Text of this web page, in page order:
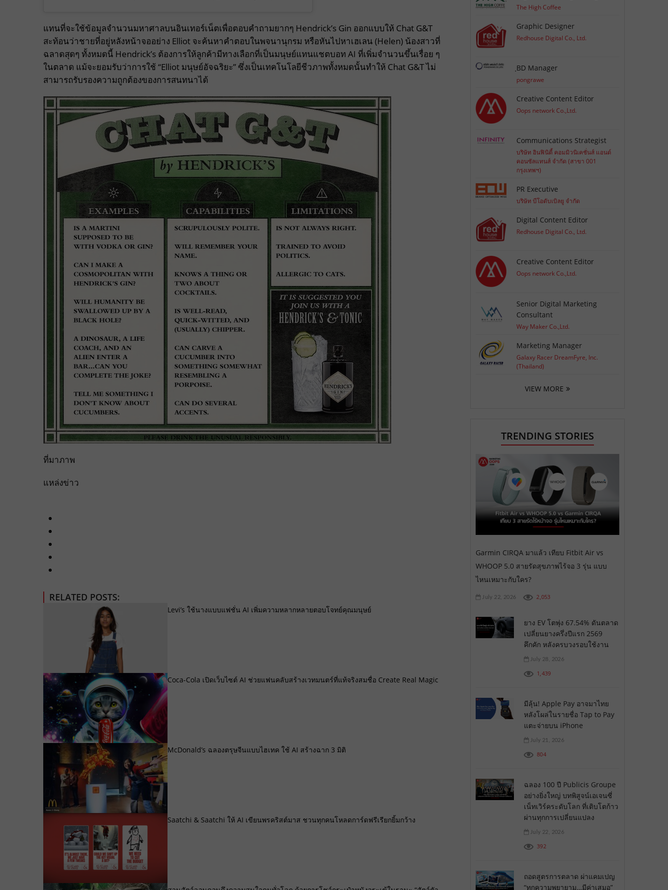
แทนที่จะใช้ข้อมูลจำนวนมหาศาลบนอินเทอร์เน็ตเพื่อตอบคำถามยากๆ Hendrick’s Gin ออกแบบให้ Chat G&T
สะท้อนว่าชายที่อยู่หลังหน้าจออย่าง Elliot จะค้นหาคำตอบในพจนานุกรม หรือหันไปหาเฮเลน (Helen) น้องสาวที่
ฉลาดสุดๆ ทั้งหมดนี้ Hendrick’s ต้องการให้ลูกค้ามีทางเลือกที่เป็นมนุษย์แทนแชตบอท AI ที่เพิ่มจำนวนขึ้นเรื่อย ๆ
ในตลาด แม้จะยอมรับว่าการใช้ “Elliot มนุษย์อัจฉริยะ” ซึ่งเป็นเทคโนโลยีชีวภาพทั้งหมดนั้นทำให้ Chat G&T ไม่
สามารถรับรองความถูกต้องของการสนทนาได้
ที่มาภาพ
แหล่งข่าว
RELATED POSTS:
Levi’s ใช้นางแบบแฟชั่น AI เพิ่มความหลากหลายตอบโจทย์คุณมนุษย์
Coca-Cola เปิดเว็บไซต์ AI ช่วยแฟนคลับสร้างเวทมนตร์ที่แท้จริงสมชื่อ Create Real Magic
McDonald’s ฉลองตรุษจีนแบบไฮเทค ใช้ AI สร้างฉาก 3 มิติ
Saatchi & Saatchi ให้ AI เขียนพรคริสต์มาส ชวนทุกคนโหลดการ์ดฟรีเรียกยิ้มกว้าง
The High Coffee
Graphic Designer
Redhouse Digital Co., Ltd.
ฺBD Manager
pongrawe
Creative Content Editor
Oops network Co.,Ltd.
Communications Strategist
บริษัท อินฟินิตี้ คอมมิวนิเคชั่นส์ แอนด์
คอนซัลแทนส์ จำกัด (สาขา 001
กรุงเทพฯ)
PR Executive
บริษัท บีโอดับเบิลยู จำกัด
Digital Content Editor
Redhouse Digital Co., Ltd.
Creative Content Editor
Oops network Co.,Ltd.
Senior Digital Marketing
Consultant
Way Maker Co.,Ltd.
Marketing Manager
Galaxy Racer DreamFyre, Inc.
(Thailand)
VIEW MORE
TRENDING STORIES
Garmin CIRQA มาแล้ว เทียบ Fitbit Air vs
WHOOP 5.0 สายรัดสุขภาพไร้จอ 3 รุ่น แบบ
ไหนเหมาะกับใคร?
July 22, 2026 2,053
ยาง EV โตพุ่ง 67.54% ดันตลาด
เปลี่ยนยางครึ่งปีแรก 2569
คึกคัก หลังครบวงรอบใช้งาน
July 28, 2026
1,439
มีลุ้น! Apple Pay อาจมาไทย
หลังโผล่ในรายชื่อ Tap to Pay
แตะจ่ายบน iPhone
July 21, 2026
804
ฉลอง 100 ปี Publicis Groupe
อย่างยิ่งใหญ่ บทพิสูจน์เอเจนซี่
เน็ทเวิร์คระดับโลก ที่เติบโตก้าว
ผ่านทุกการเปลี่ยนแปลง
July 22, 2026
392
ถอดสูตรการตลาด ผ่าแคมเปญ
“ทุกความพยายาม…มีค่าเสมอ”